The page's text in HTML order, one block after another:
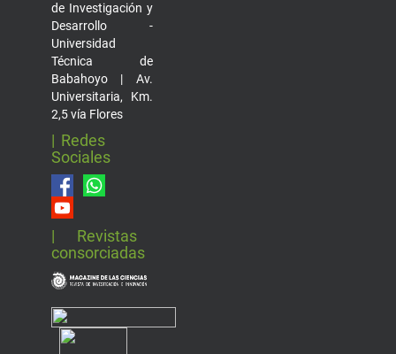
de Investigación y
Desarrollo -
Universidad
Técnica de
Babahoyo | Av.
Universitaria, Km.
2,5 vía Flores
| Redes
Sociales
| Revistas
consorciadas